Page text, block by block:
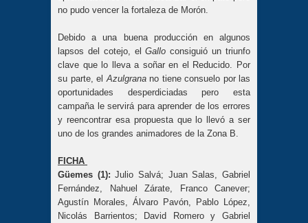
no pudo vencer la fortaleza de Morón.
Debido a una buena producción en algunos
lapsos del cotejo, elGallo consiguió un triunfo
clave que lo lleva a soñar en el Reducido. Por
su parte, el Azulgrana no tiene consuelo por las
oportunidades desperdiciadas pero esta
campaña le servirá para aprender de los errores
y reencontrar esa propuesta que lo llevó a ser
uno de los grandes animadores de la Zona B.
FICHA
Güemes (1): Julio Salvá; Juan Salas, Gabriel
Fernández, Nahuel Zárate, Franco Canever;
Agustín Morales, Álvaro Pavón, Pablo López,
Nicolás Barrientos; David Romero y Gabriel